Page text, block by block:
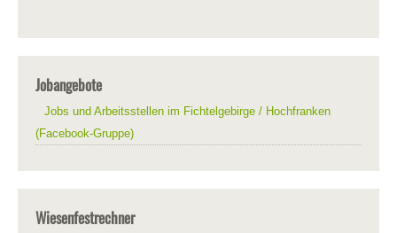
Jobangebote
Jobs und Arbeitsstellen im Fichtelgebirge / Hochfranken
(Facebook-Gruppe)
Wiesenfestrechner